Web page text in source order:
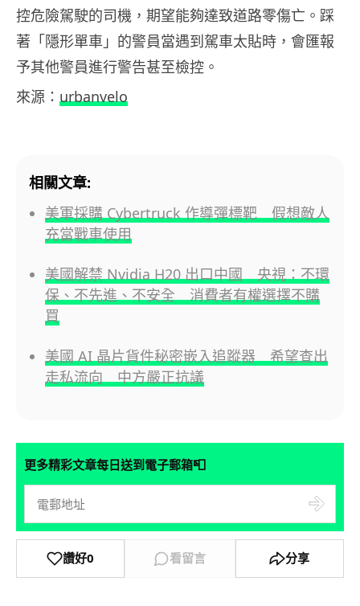
控危險駕駛的司機，期望能夠達致道路零傷亡。踩
著「隱形單車」的警員當遇到駕車太貼時，會匯報
予其他警員進行警告甚至檢控。
來源： urbanvelo
相關文章:
美軍採購 Cybertruck 作導彈標靶 假想敵人
充當戰車使用
美國解禁 Nvidia H20 出口中國 央視：不環
保、不先進、不安全 消費者有權選擇不購
買
美國 AI 晶片貨件秘密嵌入追蹤器 希望查出
走私流向 中方嚴正抗議
更多精彩文章每日送到電子郵箱📮
讚好0 看留言 分享